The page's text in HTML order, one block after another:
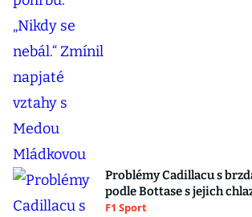
Problémy Cadillacu s
podle Bottase s jejich
F1 Sport